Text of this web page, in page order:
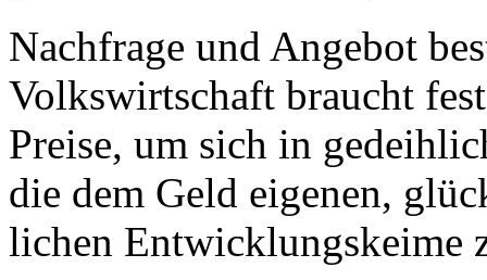
Nachfrage und Angebot
Volkswirtschaft braucht
Preise, um sich in
die dem Geld eigenen,
lichen Entwicklungskeime